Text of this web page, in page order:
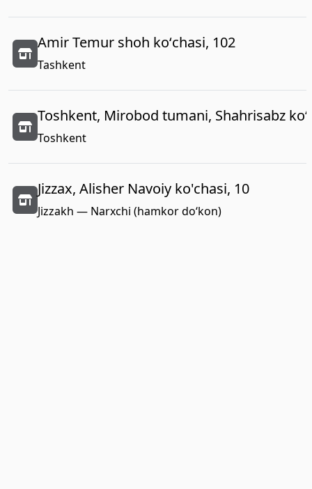
Amir Temur shoh koʻchasi, 102
Tashkent
Toshkent, Mirobod tumani, Shahrisabz
Toshkent
Jizzax, Alisher Navoiy ko'chasi, 10
Jizzakh — Narxchi (hamkor do‘kon)